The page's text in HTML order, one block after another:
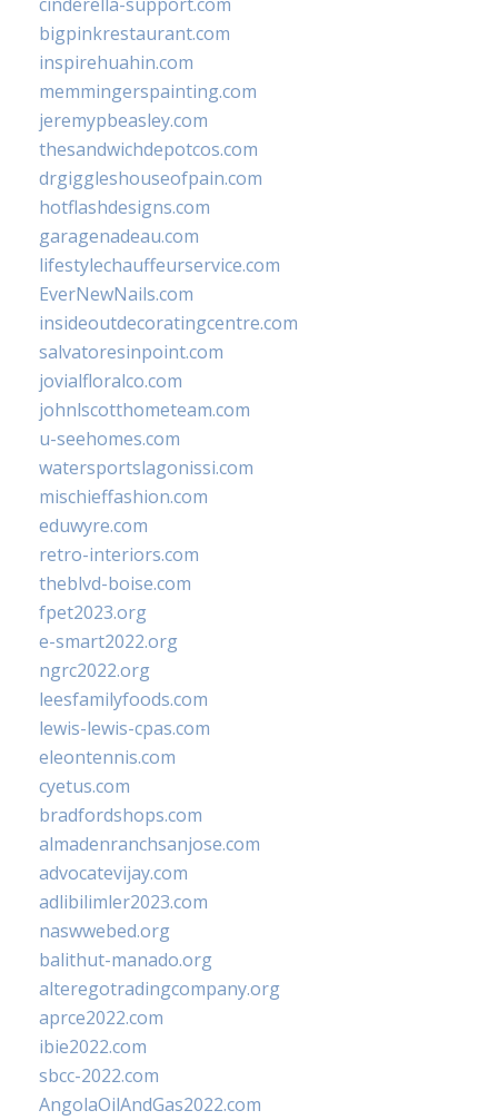
bigpinkrestaurant.com
inspirehuahin.com
memmingerspainting.com
jeremypbeasley.com
thesandwichdepotcos.com
drgiggleshouseofpain.com
hotflashdesigns.com
garagenadeau.com
lifestylechauffeurservice.com
EverNewNails.com
insideoutdecoratingcentre.com
salvatoresinpoint.com
jovialfloralco.com
johnlscotthometeam.com
u-seehomes.com
watersportslagonissi.com
mischieffashion.com
eduwyre.com
retro-interiors.com
theblvd-boise.com
fpet2023.org
e-smart2022.org
ngrc2022.org
leesfamilyfoods.com
lewis-lewis-cpas.com
eleontennis.com
cyetus.com
bradfordshops.com
almadenranchsanjose.com
advocatevijay.com
adlibilimler2023.com
naswwebed.org
balithut-manado.org
alteregotradingcompany.org
aprce2022.com
ibie2022.com
sbcc-2022.com
AngolaOilAndGas2022.com